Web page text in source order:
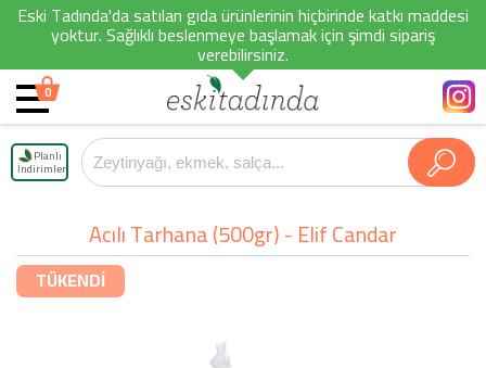
Eski Tadında'da satılan gıda ürünlerinin hiçbirinde katkı maddesi
yoktur. Sağlıklı beslenmeye başlamak için şimdi sipariş
verebilirsiniz.
0
Planlı
İndirimler
Acılı Tarhana (500gr) - Elif Candar
TÜKENDİ